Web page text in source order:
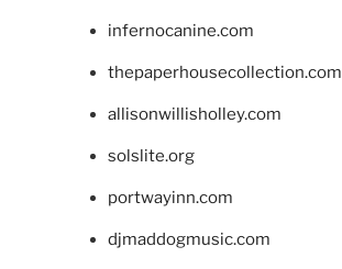
infernocanine.com
thepaperhousecollection.com
allisonwillisholley.com
solslite.org
portwayinn.com
djmaddogmusic.com